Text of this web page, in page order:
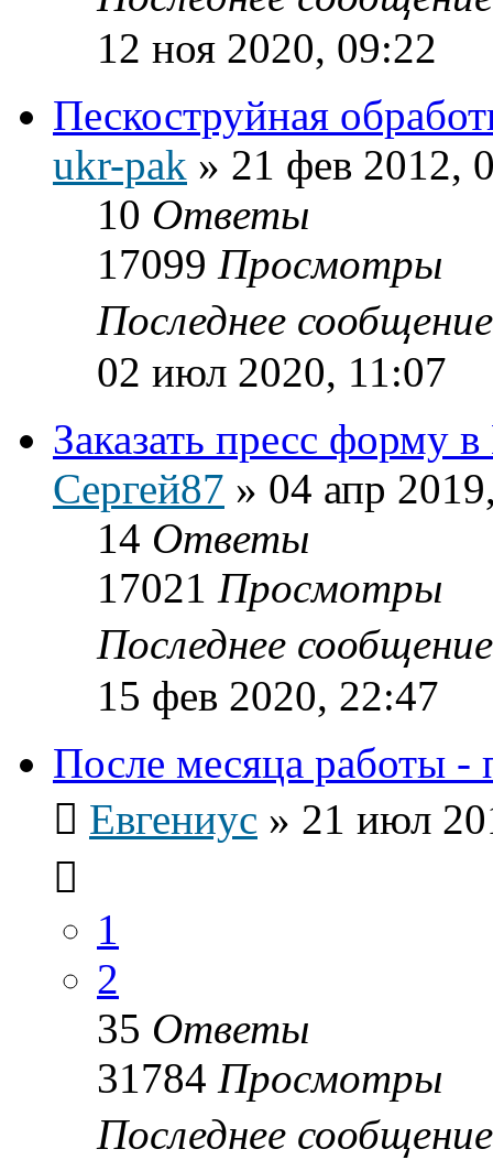
12 ноя 2020, 09:22
Пескоструйная
ukr-pak » 21 фев 2012,
10 Ответы
17099 Просмотры
Последнее
02 июл 2020, 11:07
Заказать пресс форму
Сергей87 » 04 апр
14 Ответы
17021 Просмотры
Последнее
15 фев 2020, 22:47
После месяца работы -
Евгениус » 21 июл
1
2
35 Ответы
31784 Просмотры
Последнее